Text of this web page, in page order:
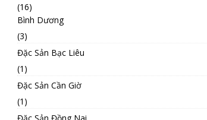
(16)
Bình Dương
(3)
Đặc Sản Bạc Liêu
(1)
Đặc Sản Cần Giờ
(1)
Đặc Sản Đồng Nai